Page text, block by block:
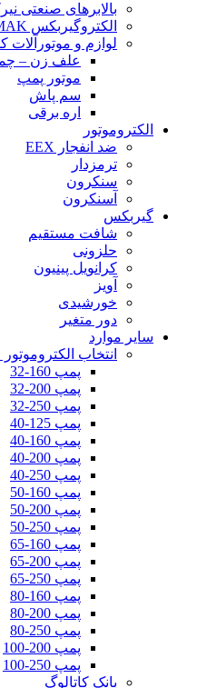
بالابرهای صنعتی
الکتروگیربکس I-MAK ترکیه
لوازم و موتورآلات
علف زن –
موتور پمپ
سم پاش
اره برقی
الکتروموتور
ضد انفجار EEX
ترمزدار
سنکرون
آسنکرون
گیربکس
شافت مستقیم
حلزونی
کرانویل پینیون
آویز
خورشیدی
دور متغیر
سایر موارد
انتخاب
پمپ 160-32
پمپ 200-32
پمپ 250-32
پمپ 125-40
پمپ 160-40
پمپ 200-40
پمپ 250-40
پمپ 160-50
پمپ 200-50
پمپ 250-50
پمپ 160-65
پمپ 200-65
پمپ 250-65
پمپ 160-80
پمپ 200-80
پمپ 250-80
پمپ 200-100
پمپ 250-100
بانک کاتالوگ